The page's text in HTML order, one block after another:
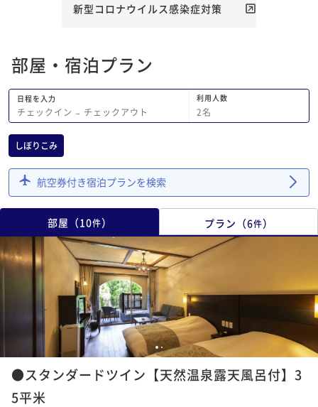
新型コロナウイルス感染症対策
部屋・宿泊プラン
日程を入力
チェックイン − チェックアウト
利用人数
2名
しぼりこみ
航空券付き宿泊プランを検索
部屋 （10件） プラン （6件）
1 2
●スタンダードツイン【天然温泉露天風呂付】3
5平米